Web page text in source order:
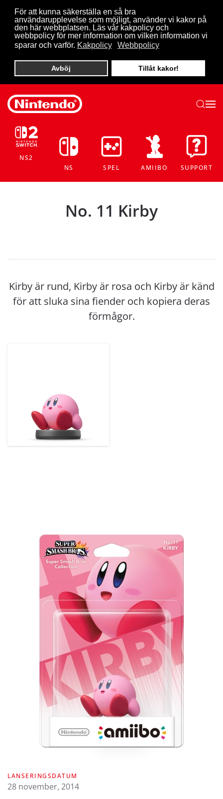
För att kunna säkerställa en så bra
användarupplevelse som möjligt, använder vi kakor på
den här webbplatsen. Läs vår kakpolicy och
webbpolicy för mer information om vilken information vi
sparar och varför. Kakpolicy Webbpolicy
Avböj Tillåt kakor!
Skip to main content
NS2
NS
SPEL AMIIBO SUPPORT
No. 11 Kirby
LANSERINGSDATUM
28 november, 2014
Kirby är rund, Kirby är rosa och Kirby är känd
för att sluka sina fiender och kopiera deras
förmågor.